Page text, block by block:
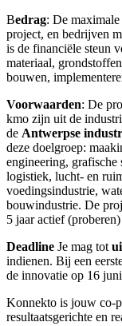
Bedrag: De
project, en bedrijven
is de financiële steun
materiaal,
bouwen,
Voorwaarden: De
kmo zijn uit de
de Antwerpse
deze doelgroep:
engineering, grafische
logistiek, lucht- en
voedingsindustrie,
bouwindustrie. De
5 jaar actief
Deadline Je mag tot
indienen. Bij een
de innovatie op 16
Konnekto is jouw co-
resultaatsgerichte en